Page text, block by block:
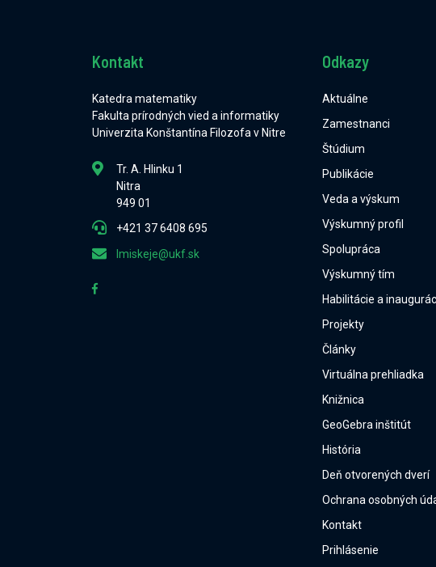
Kontakt
Katedra matematiky
Fakulta prírodných vied a informatiky
Univerzita Konštantína Filozofa v Nitre
Tr. A. Hlinku 1
Nitra
949 01
+421 37 6408 695
lmiskeje@ukf.sk
Odkazy
Aktuálne
Zamestnanci
Štúdium
Publikácie
Veda a výskum
Výskumný profil
Spolupráca
Výskumný tím
Habilitácie a
Projekty
Články
Virtuálna prehliadka
Knižnica
GeoGebra inštitút
História
Deň otvorených dverí
Ochrana osobných
Kontakt
Prihlásenie